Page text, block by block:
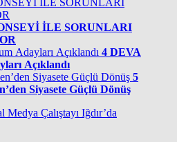
İLE SORUNLARI
4 DEVA
Açıklandı
5
Siyasete Güçlü Dönüş